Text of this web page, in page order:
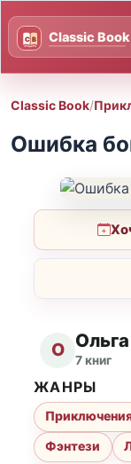
Classic Book/
Ошибка
О 7 книг
ЖАНРЫ
Фэнтези